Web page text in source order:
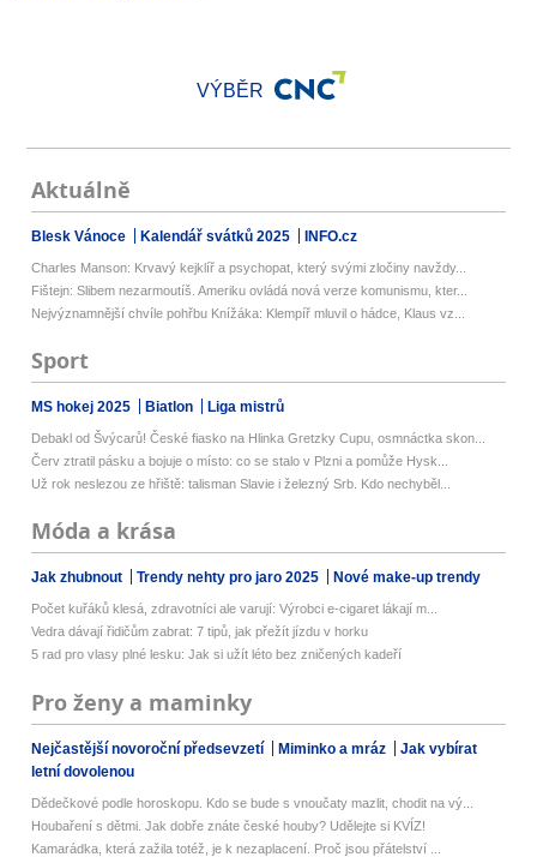
VÝBĚR
Aktuálně
Blesk Vánoce Kalendář svátků 2025 INFO.cz
Charles Manson: Krvavý kejklíř a psychopat, který svými zločiny navždy...
Fištejn: Slibem nezarmoutíš. Ameriku ovládá nová verze komunismu, kter...
Nejvýznamnější chvíle pohřbu Knížáka: Klempíř mluvil o hádce, Klaus vz...
Sport
MS hokej 2025 Biatlon Liga mistrů
Debakl od Švýcarů! České fiasko na Hlinka Gretzky Cupu, osmnáctka skon...
Červ ztratil pásku a bojuje o místo: co se stalo v Plzni a pomůže Hysk...
Už rok neslezou ze hřiště: talisman Slavie i železný Srb. Kdo nechyběl...
Móda a krása
Jak zhubnout Trendy nehty pro jaro 2025 Nové make-up trendy
Počet kuřáků klesá, zdravotníci ale varují: Výrobci e-cigaret lákají m...
Vedra dávají řidičům zabrat: 7 tipů, jak přežít jízdu v horku
5 rad pro vlasy plné lesku: Jak si užít léto bez zničených kadeří
Pro ženy a maminky
Nejčastější novoroční předsevzetí Miminko a mráz
Jak vybírat
letní dovolenou
Dědečkové podle horoskopu. Kdo se bude s vnoučaty mazlit, chodit na vý...
Houbaření s dětmi. Jak dobře znáte české houby? Udělejte si KVÍZ!
Kamarádka, která zažila totéž, je k nezaplacení. Proč jsou přátelství ...